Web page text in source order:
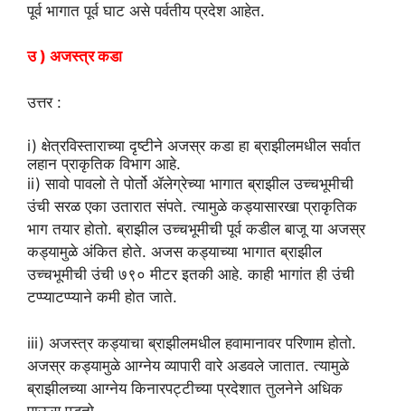
पूर्व भागात पूर्व घाट असे पर्वतीय प्रदेश आहेत.
उ ) अजस्त्र कडा
उत्तर :
i) क्षेत्रविस्ताराच्या दृष्टीने अजस्र कडा हा ब्राझीलमधील सर्वात
लहान प्राकृतिक विभाग आहे.
ii) सावो पावलो ते पोर्तो ॲलेग्रेच्या भागात ब्राझील उच्चभूमीची
उंची सरळ एका उतारात संपते. त्यामुळे कड्यासारखा प्राकृतिक
भाग तयार होतो. ब्राझील उच्चभूमीची पूर्व कडील बाजू या अजस्र
कड्यामुळे अंकित होते. अजस कड्याच्या भागात ब्राझील
उच्चभूमीची उंची ७९० मीटर इतकी आहे. काही भागांत ही उंची
टप्प्याटप्प्याने कमी होत जाते.
iii) अजस्त्र कड्याचा ब्राझीलमधील हवामानावर परिणाम होतो.
अजस्र कड्यामुळे आग्नेय व्यापारी वारे अडवले जातात. त्यामुळे
ब्राझीलच्या आग्नेय किनारपट्टीच्या प्रदेशात तुलनेने अधिक